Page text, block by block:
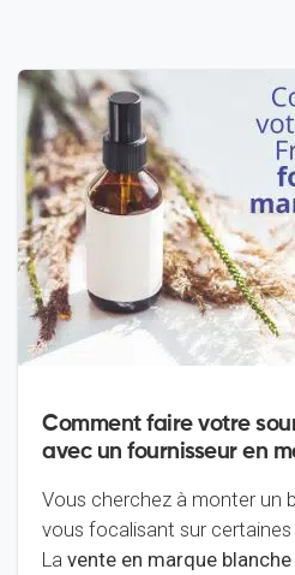
Comment faire votre
avec un fournisseur en
Vous cherchez à monter un
vous focalisant sur
La vente en marque blanche